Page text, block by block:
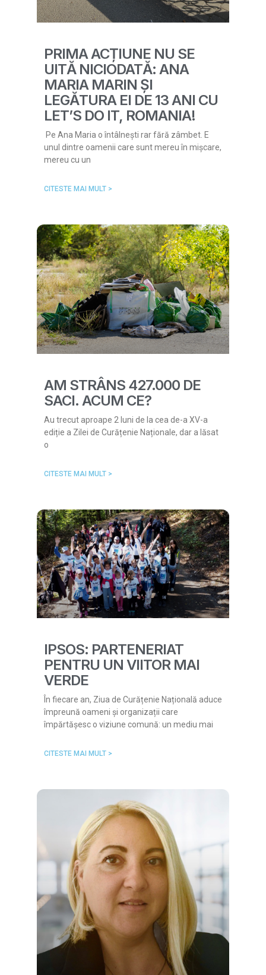
PRIMA ACȚIUNE NU SE
UITĂ NICIODATĂ: ANA
MARIA MARIN ȘI
LEGĂTURA EI DE 13 ANI CU
LET’S DO IT, ROMANIA!
Pe Ana Maria o întâlnești rar fără zâmbet. E
unul dintre oamenii care sunt mereu în mișcare,
mereu cu un
CITESTE MAI MULT >
AM STRÂNS 427.000 DE
SACI. ACUM CE?
Au trecut aproape 2 luni de la cea de-a XV-a
ediție a Zilei de Curățenie Naționale, dar a lăsat
o
CITESTE MAI MULT >
IPSOS: PARTENERIAT
PENTRU UN VIITOR MAI
VERDE
În fiecare an, Ziua de Curățenie Națională aduce
împreună oameni și organizații care
împărtășesc o viziune comună: un mediu mai
CITESTE MAI MULT >